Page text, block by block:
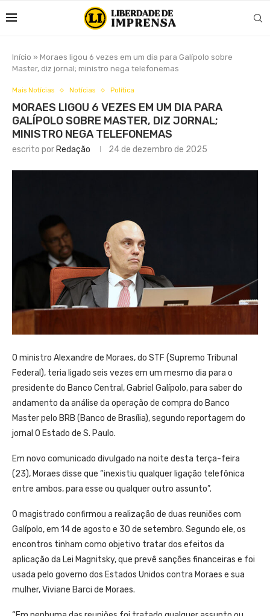
Início » Moraes ligou 6 vezes em um dia para Galípolo sobre
Master, diz jornal; ministro nega telefonemas
Mais Notícias Notícias Política
MORAES LIGOU 6 VEZES EM UM DIA PARA
GALÍPOLO SOBRE MASTER, DIZ JORNAL;
MINISTRO NEGA TELEFONEMAS
escrito por Redação 24 de dezembro de 2025
O ministro Alexandre de Moraes, do STF (Supremo Tribunal
Federal), teria ligado seis vezes em um mesmo dia para o
presidente do Banco Central, Gabriel Galípolo, para saber do
andamento da análise da operação de compra do Banco
Master pelo BRB (Banco de Brasília), segundo reportagem do
jornal O Estado de S. Paulo.
Em novo comunicado divulgado na noite desta terça-feira
(23), Moraes disse que “inexistiu qualquer ligação telefônica
entre ambos, para esse ou qualquer outro assunto”.
O magistrado confirmou a realização de duas reuniões com
Galípolo, em 14 de agosto e 30 de setembro. Segundo ele, os
encontros tinham como objetivo tratar dos efeitos da
aplicação da Lei Magnitsky, que prevê sanções financeiras e foi
usada pelo governo dos Estados Unidos contra Moraes e sua
mulher, Viviane Barci de Moraes.